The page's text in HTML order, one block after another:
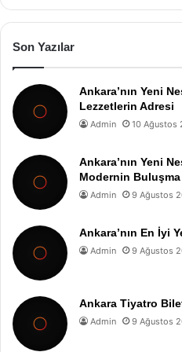
Son Yazılar
Ankara’nın Yeni
Lezzetlerin Adresi
Admin 10 Ağustos
Ankara’nın Yeni
Modernin Buluşma
Admin 9 Ağustos
Ankara’nın En İyi
Admin 9 Ağustos
Ankara Tiyatro
Admin 9 Ağustos